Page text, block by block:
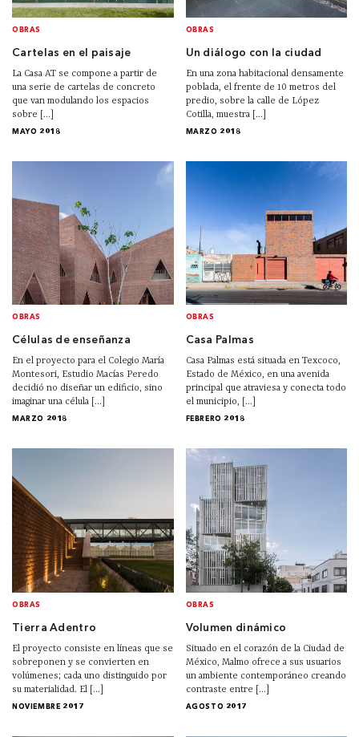
OBRAS
Cartelas en el paisaje
La Casa AT se compone a partir de
una serie de cartelas de concreto
que van modulando los espacios
sobre [...]
MAYO 2018
OBRAS
Un diálogo con la ciudad
En una zona habitacional densamente
poblada, el frente de 10 metros del
predio, sobre la calle de López
Cotilla, muestra [...]
MARZO 2018
OBRAS
Células de enseñanza
En el proyecto para el Colegio María
Montesori, Estudio Macías Peredo
decidió no diseñar un edificio, sino
imaginar una célula [...]
MARZO 2018
OBRAS
Casa Palmas
Casa Palmas está situada en Texcoco,
Estado de México, en una avenida
principal que atraviesa y conecta todo
el municipio, [...]
FEBRERO 2018
OBRAS
Tierra Adentro
El proyecto consiste en líneas que se
sobreponen y se convierten en
volúmenes; cada uno distinguido por
su materialidad. El [...]
NOVIEMBRE 2017
OBRAS
Volumen dinámico
Situado en el corazón de la Ciudad de
México, Malmo ofrece a sus usuarios
un ambiente contemporáneo creando
contraste entre [...]
AGOSTO 2017